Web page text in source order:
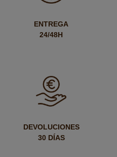
ENTREGA
24/48H
DEVOLUCIONES
30 DÍAS